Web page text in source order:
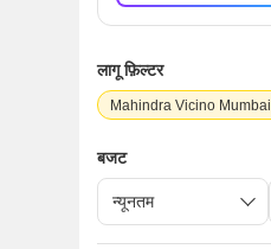
लागू फ़िल्टर
Mahindra Vicino Mumbai
बजट